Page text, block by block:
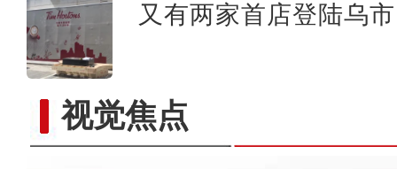
又有两家首店登陆乌
视觉焦点电影《大改水》在新